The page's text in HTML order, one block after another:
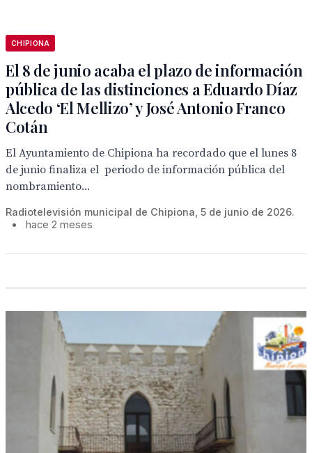
CHIPIONA
El 8 de junio acaba el plazo de información
pública de las distinciones a Eduardo Díaz
Alcedo ‘El Mellizo’ y José Antonio Franco
Cotán
El Ayuntamiento de Chipiona ha recordado que el lunes 8
de junio finaliza el periodo de información pública del
nombramiento...
Radiotelevisión municipal de Chipiona, 5 de junio de 2026.
•
hace 2 meses